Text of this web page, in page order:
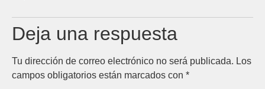
Deja una respuesta
Tu dirección de correo electrónico no será publicada. Los
campos obligatorios están marcados con *